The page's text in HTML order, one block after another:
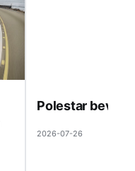
Polestar beveik
2026-07-26